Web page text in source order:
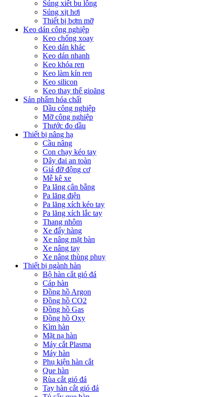
Súng xiết bu lông
Súng xịt hơi
Thiết bị bơm mỡ
Keo dán công nghiệp
Keo chống xoay
Keo dán khác
Keo dán nhanh
Keo khóa ren
Keo làm kín ren
Keo silicon
Keo thay thế gioăng
Sản phẩm hóa chất
Dầu công nghiệp
Mỡ công nghiệp
Thước đo dầu
Thiết bị nâng hạ
Cầu nâng
Con chạy kéo tay
Dây đai an toàn
Giá đỡ động cơ
Mễ kê xe
Pa lăng cân bằng
Pa lăng điện
Pa lăng xích kéo tay
Pa lăng xích lắc tay
Thang nhôm
Xe đẩy hàng
Xe nâng mặt bàn
Xe nâng tay
Xe nâng thùng phuy
Thiết bị ngành hàn
Bộ hàn cắt gió đá
Cáp hàn
Đồng hồ Argon
Đồng hồ CO2
Đồng hồ Gas
Đồng hồ Oxy
Kìm hàn
Mặt nạ hàn
Máy cắt Plasma
Máy hàn
Phụ kiện hàn cắt
Que hàn
Rùa cắt gió đá
Tay hàn cắt gió đá